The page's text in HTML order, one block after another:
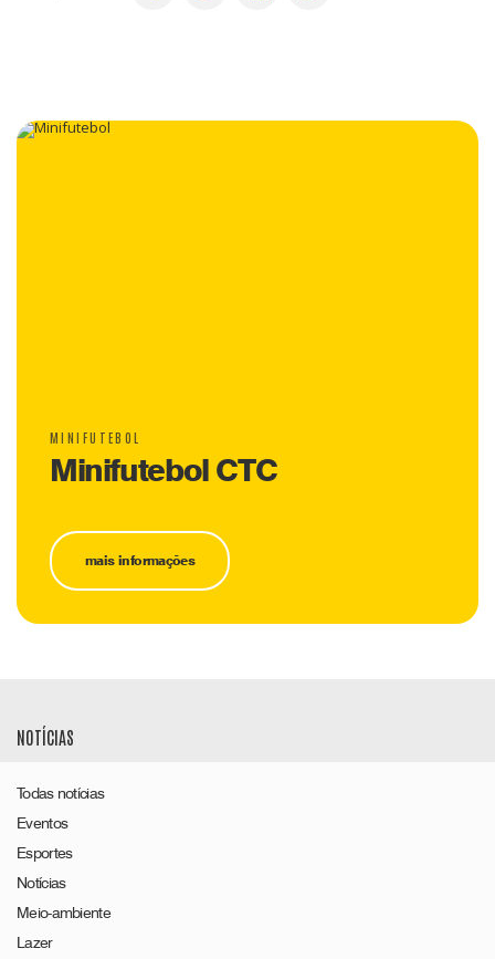
MINIFUTEBOL
Minifutebol CTC
mais informações
NOTÍCIAS
Todas notícias
Eventos
Esportes
Notícias
Meio-ambiente
Lazer